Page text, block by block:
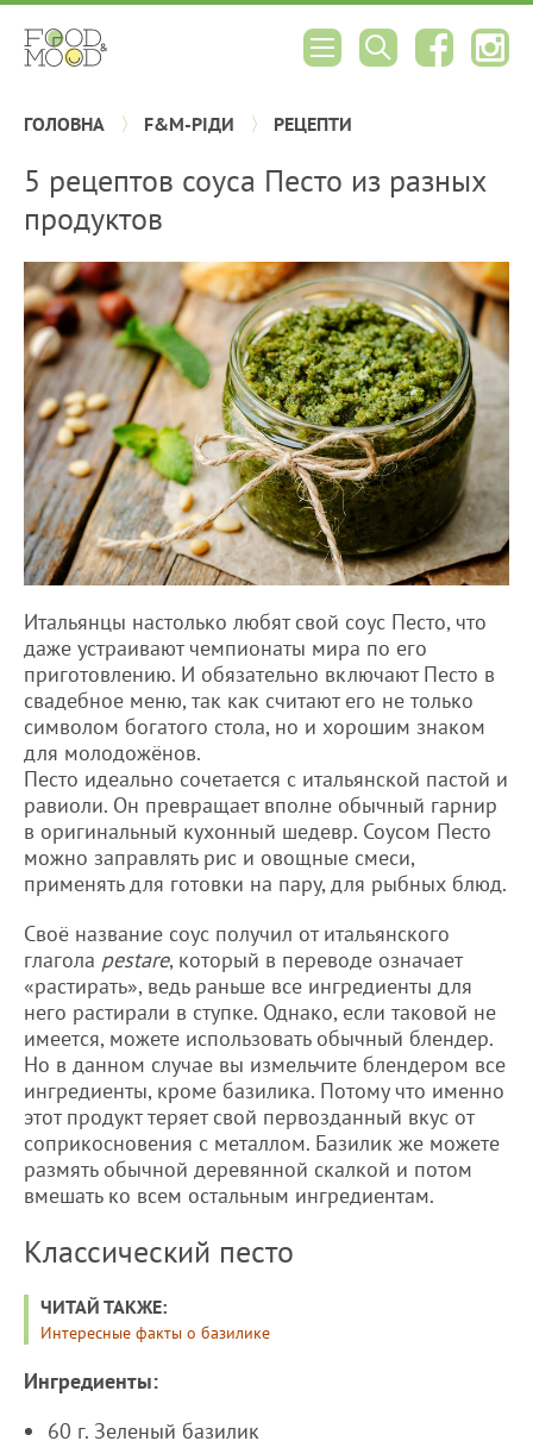
ГОЛОВНА F&M-РІДИ РЕЦЕПТИ
5 рецептов соуса Песто из разных
продуктов
Итальянцы настолько любят свой соус Песто, что
даже устраивают чемпионаты мира по его
приготовлению. И обязательно включают Песто в
свадебное меню, так как считают его не только
символом богатого стола, но и хорошим знаком
для молодожёнов.
Песто идеально сочетается с итальянской пастой и
равиоли. Он превращает вполне обычный гарнир
в оригинальный кухонный шедевр. Соусом Песто
можно заправлять рис и овощные смеси,
применять для готовки на пару, для рыбных блюд.
Своё название соус получил от итальянского
глагола pestare, который в переводе означает
«растирать», ведь раньше все ингредиенты для
него растирали в ступке. Однако, если таковой не
имеется, можете использовать обычный блендер.
Но в данном случае вы измельчите блендером все
ингредиенты, кроме базилика. Потому что именно
этот продукт теряет свой первозданный вкус от
соприкосновения с металлом. Базилик же можете
размять обычной деревянной скалкой и потом
вмешать ко всем остальным ингредиентам.
Классический песто
ЧИТАЙ ТАКЖЕ:
Интересные факты о базилике
Ингредиенты:
60 г. Зеленый базилик